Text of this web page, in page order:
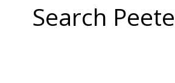
Search